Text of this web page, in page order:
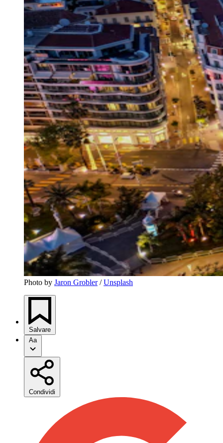
Photo by Jaron Grobler / Unsplash
Salvare
Aa
Condividi